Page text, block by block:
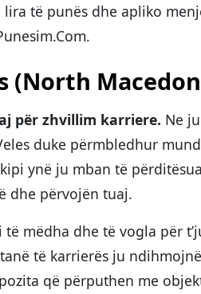
të punës dhe apliko
(North
për zhvillim karriere. Ne ju
duke përmbledhur
ynë ju mban të
dhe përvojën tuaj.
mëdha dhe të vogla për
të karrierës ju
që përputhen me